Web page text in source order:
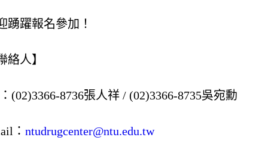
踴躍報名參加！
絡人】
(02)3366-8736張人祥 / (02)3366-8735吳宛勳
： ntudrugcenter@ntu.edu.tw